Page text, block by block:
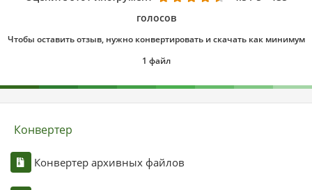
голосов
Чтобы оставить отзыв, нужно конвертировать и скачать как минимум
1 файл
Конвертер
Конвертер архивных файлов